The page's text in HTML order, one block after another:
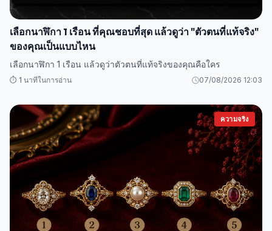
เลือกนาฬิกา 1 เรือน ที่คุณชอบที่สุด แล้วดูว่า "ตัวตนที่แท้จริง"
ของคุณเป็นแบบไหน
เลือกนาฬิกา 1 เรือน แล้วดูว่าตัวตนที่แท้จริงของคุณคือใคร
⏱️ 1 นาทีในการอ่าน 07/08/2026 12:03
ความจริง